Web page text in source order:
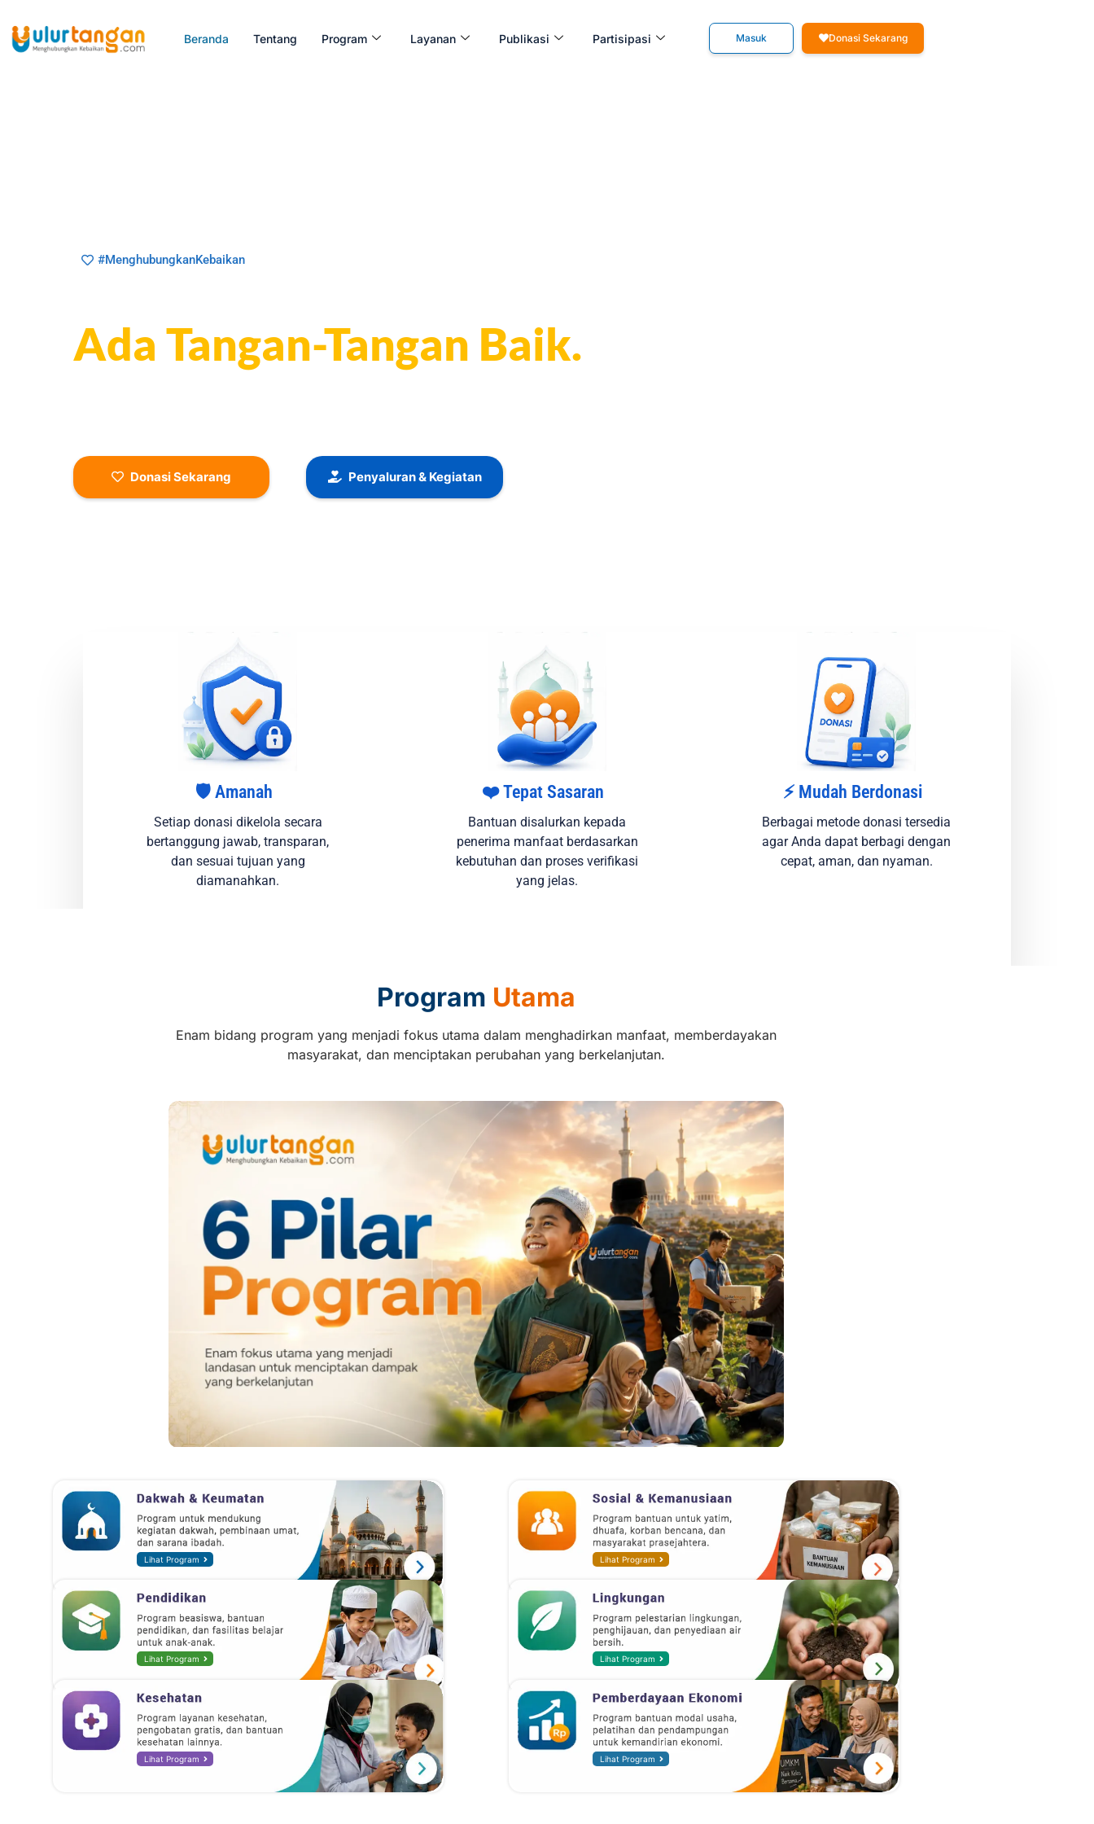
Beranda Tentang Program Layanan Publikasi Partisipasi Masuk Donasi Sekarang
#MenghubungkanKebaikan
Ada Tangan-Tangan Baik.
Setiap senyum yang terukir adalah buah dari kepedulian para donatur,
Donasi Sekarang Penyaluran & Kegiatan
🛡️ Amanah
Setiap donasi dikelola secara
bertanggung jawab, transparan,
dan sesuai tujuan yang
diamanahkan.
❤️ Tepat Sasaran
Bantuan disalurkan kepada
penerima manfaat berdasarkan
kebutuhan dan proses verifikasi
yang jelas.
⚡ Mudah Berdonasi
Berbagai metode donasi tersedia
agar Anda dapat berbagi dengan
cepat, aman, dan nyaman.
Program Utama
Enam bidang program yang menjadi fokus utama dalam menghadirkan manfaat, memberdayakan
masyarakat, dan menciptakan perubahan yang berkelanjutan.
Lihat Program
Lihat Program
Lihat Program
Lihat Program
Lihat Program
Lihat Program